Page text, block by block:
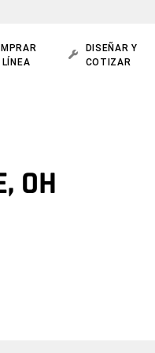
LÍNEA
DISEÑAR Y
COTIZAR
OH